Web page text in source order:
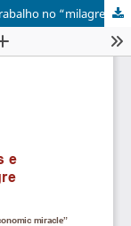
Trabalhadores, obras públicas e Justiça do Trabalho no “milagre econômico” em Alagoas